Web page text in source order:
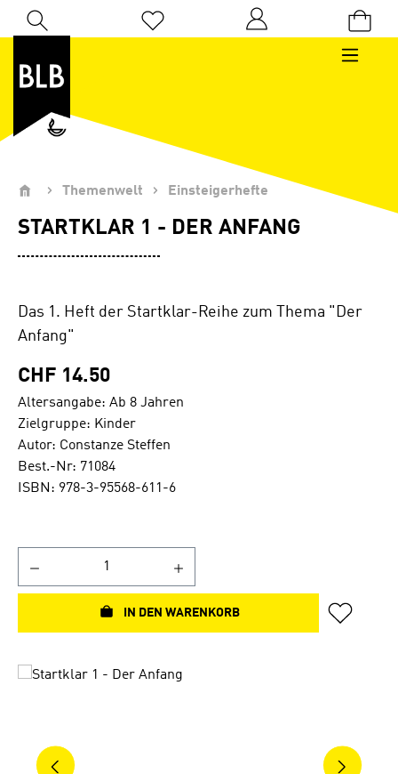
Zum Hauptinhalt springen
Du hast 0 Produkte auf dem Merkzettel
Themenwelt Einsteigerhefte
STARTKLAR 1 - DER ANFANG
Das 1. Heft der Startklar-Reihe zum Thema "Der
Anfang"
CHF 14.50
Altersangabe: Ab 8 Jahren
Zielgruppe: Kinder
Autor: Constanze Steffen
Best.-Nr: 71084
ISBN: 978-3-95568-611-6
IN DEN WARENKORB
Bildergalerie überspringen